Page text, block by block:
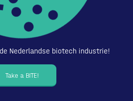
Nederlandse biotech industrie!
Take a BITE!